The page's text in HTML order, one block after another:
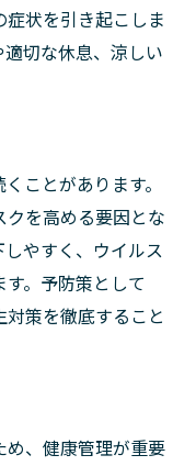
状を引き起こしま
切な休息、涼しい
ことがあります。
を高める要因とな
やすく、ウイルス
。予防策として
策を徹底すること
、健康管理が重要